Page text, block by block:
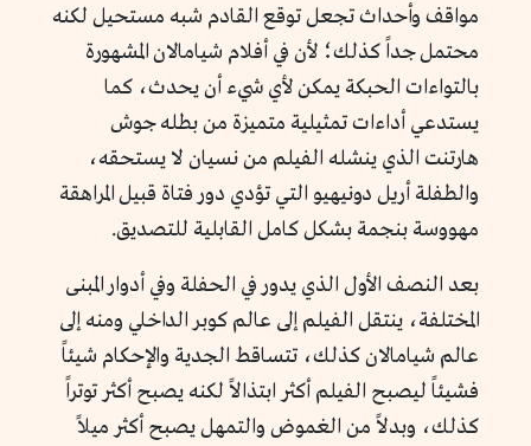
مواقف وأحداث تجعل توقع القادم شبه مستحيل لكنه
محتمل جداً كذلك؛ لأن في أفلام شيامالان المشهورة
بالتواءات الحبكة يمكن لأي شيء أن يحدث، كما
يستدعي أداءات تمثيلية متميزة من بطله جوش
هارتنت الذي ينشله الفيلم من نسيان لا يستحقه،
والطفلة أريل دونيهيو التي تؤدي دور فتاة قبيل المراهقة
مهووسة بنجمة بشكل كامل القابلية للتصديق.
بعد النصف الأول الذي يدور في الحفلة وفي أدوار المبنى
المختلفة، ينتقل الفيلم إلى عالم كوبر الداخلي ومنه إلى
عالم شيامالان كذلك، تتساقط الجدية والإحكام شيئاً
فشيئاً ليصبح الفيلم أكثر ابتذالاً لكنه يصبح أكثر توتراً
كذلك، وبدلاً من الغموض والتمهل يصبح أكثر ميلاً